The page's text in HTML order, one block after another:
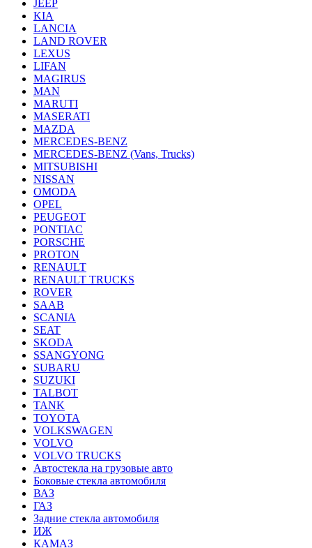
JEEP
KIA
LANCIA
LAND ROVER
LEXUS
LIFAN
MAGIRUS
MAN
MARUTI
MASERATI
MAZDA
MERCEDES-BENZ
MERCEDES-BENZ (Vans, Trucks)
MITSUBISHI
NISSAN
OMODA
OPEL
PEUGEOT
PONTIAC
PORSCHE
PROTON
RENAULT
RENAULT TRUCKS
ROVER
SAAB
SCANIA
SEAT
SKODA
SSANGYONG
SUBARU
SUZUKI
TALBOT
TANK
TOYOTA
VOLKSWAGEN
VOLVO
VOLVO TRUCKS
Автостекла на грузовые авто
Боковые стекла автомобиля
ВАЗ
ГАЗ
Задние стекла автомобиля
ИЖ
КАМАЗ